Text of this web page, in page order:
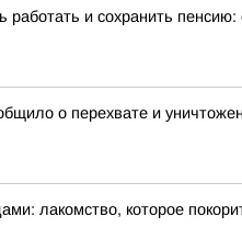
работать и сохранить
о перехвате и
лакомство, которое